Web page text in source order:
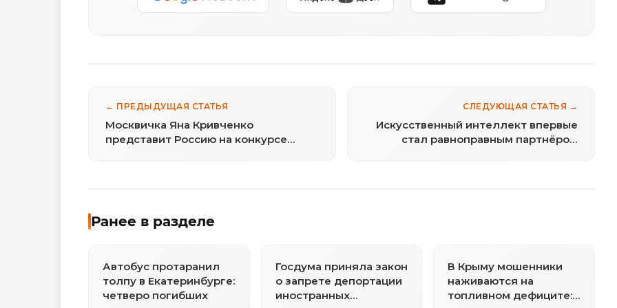
← ПРЕДЫДУЩАЯ СТАТЬЯ
Москвичка Яна Кривченко
представит Россию на конкурсе
СЛЕДУЮЩАЯ СТАТЬЯ →
Искусственный интеллект впервые
стал равноправным партнёром
Ранее в разделе
Автобус протаранил
толпу в Екатеринбурге:
четверо погибших
Госдума приняла закон
о запрете депортации
иностранных
В Крыму мошенники
наживаются на
топливном дефиците: